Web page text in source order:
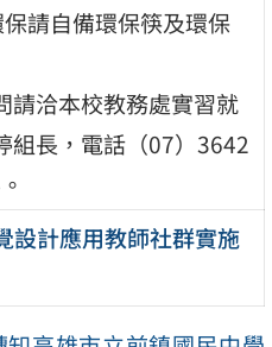
請自備環保筷及環保
請洽本校教務處實習就
組長，電話（07）3642
設計應用教師社群實施